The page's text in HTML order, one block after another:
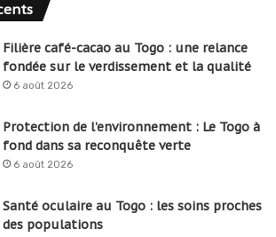
Filière café-cacao au Togo : une relance
fondée sur le verdissement et la qualité
6 août 2026
Protection de l’environnement : Le Togo à
fond dans sa reconquête verte
6 août 2026
Santé oculaire au Togo : les soins proches
des populations